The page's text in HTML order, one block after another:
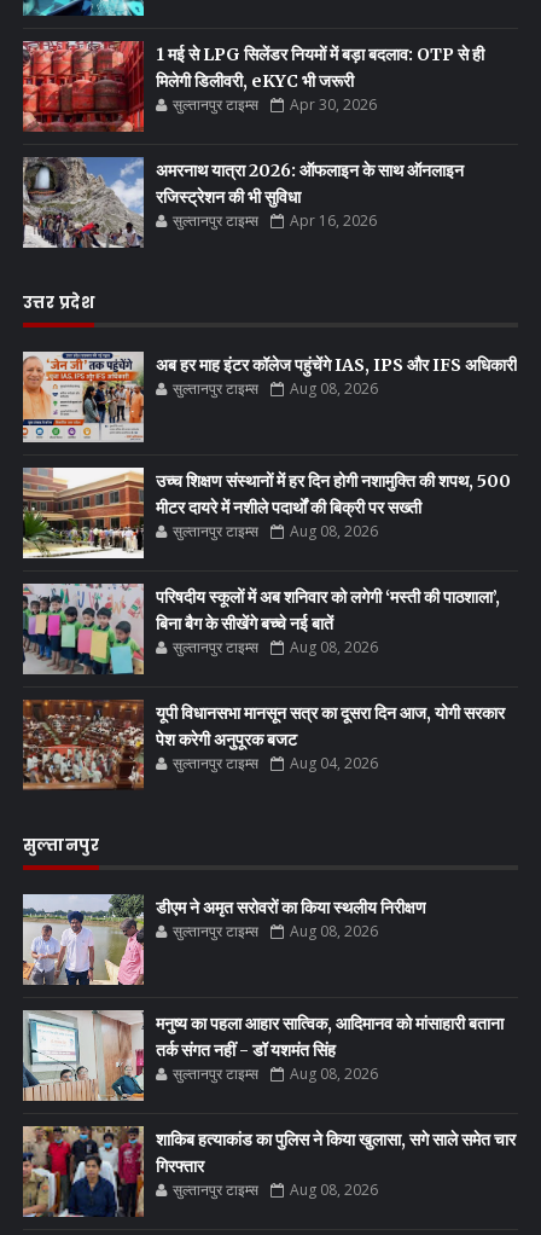
1 मई से LPG सिलेंडर नियमों में बड़ा बदलाव: OTP से ही
मिलेगी डिलीवरी, eKYC भी जरूरी
सुल्तानपुर टाइम्स Apr 30, 2026
अमरनाथ यात्रा 2026: ऑफलाइन के साथ ऑनलाइन
रजिस्ट्रेशन की भी सुविधा
सुल्तानपुर टाइम्स Apr 16, 2026
उत्तर प्रदेश
अब हर माह इंटर कॉलेज पहुंचेंगे IAS, IPS और IFS अधिकारी
सुल्तानपुर टाइम्स Aug 08, 2026
उच्च शिक्षण संस्थानों में हर दिन होगी नशामुक्ति की शपथ, 500
मीटर दायरे में नशीले पदार्थों की बिक्री पर सख्ती
सुल्तानपुर टाइम्स Aug 08, 2026
परिषदीय स्कूलों में अब शनिवार को लगेगी ‘मस्ती की पाठशाला’,
बिना बैग के सीखेंगे बच्चे नई बातें
सुल्तानपुर टाइम्स Aug 08, 2026
यूपी विधानसभा मानसून सत्र का दूसरा दिन आज, योगी सरकार
पेश करेगी अनुपूरक बजट
सुल्तानपुर टाइम्स Aug 04, 2026
सुल्तानपुर
डीएम ने अमृत सरोवरों का किया स्थलीय निरीक्षण
सुल्तानपुर टाइम्स Aug 08, 2026
मनुष्य का पहला आहार सात्विक, आदिमानव को मांसाहारी बताना
तर्क संगत नहीं - डॉ यशमंत सिंह
सुल्तानपुर टाइम्स Aug 08, 2026
शाकिब हत्याकांड का पुलिस ने किया खुलासा, सगे साले समेत चार
गिरफ्तार
सुल्तानपुर टाइम्स Aug 08, 2026